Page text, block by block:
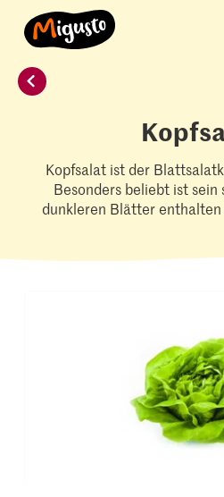
Kopfsalat ist der
Besonders beliebt ist sein
dunkleren Blätter